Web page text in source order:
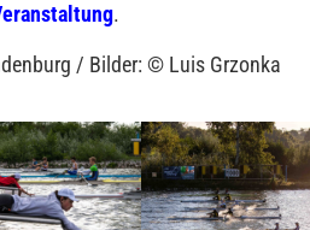
.
/ Bilder: © Luis Grzonka